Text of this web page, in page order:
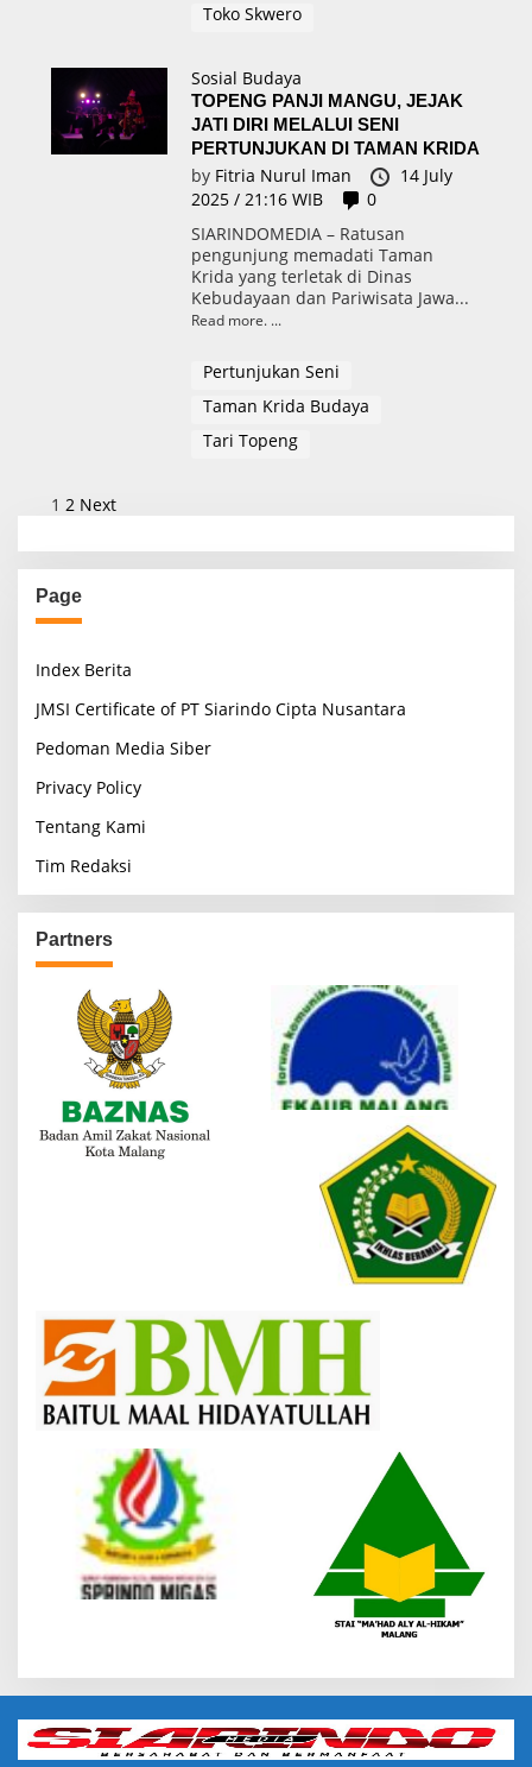
Toko Skwero
Sosial Budaya
TOPENG PANJI MANGU, JEJAK
JATI DIRI MELALUI SENI
PERTUNJUKAN DI TAMAN KRIDA
by Fitria Nurul Iman
14 July
2025 / 21:16 WIB
0
SIARINDOMEDIA – Ratusan
pengunjung memadati Taman
Krida yang terletak di Dinas
Kebudayaan dan Pariwisata Jawa...
Read more.
Pertunjukan Seni
Taman Krida Budaya
Tari Topeng
P
o
s
t
p
a
g
i
a
t
i
o
n
1 2 Next
Page
Index Berita
JMSI Certificate of PT Siarindo Cipta Nusantara
Pedoman Media Siber
Privacy Policy
Tentang Kami
Tim Redaksi
Partners